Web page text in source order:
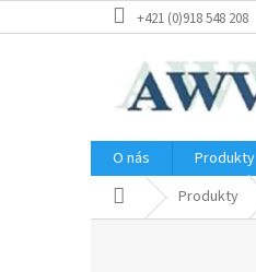
na
+421 (0)918 548 208
O nás Produkty
DomovProdukty